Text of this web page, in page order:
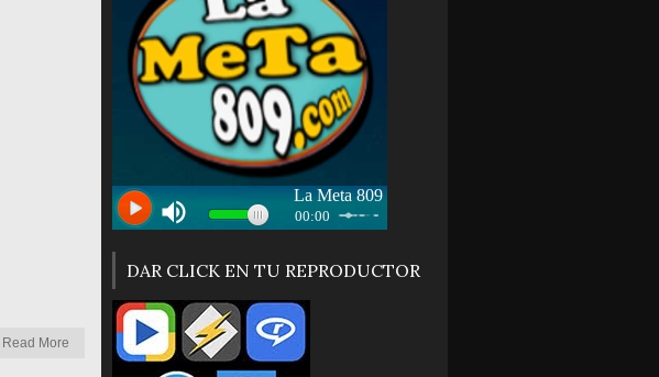
Read More
DAR CLICK EN TU REPRODUCTOR